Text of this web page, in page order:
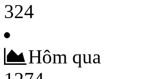
324
Hôm qua